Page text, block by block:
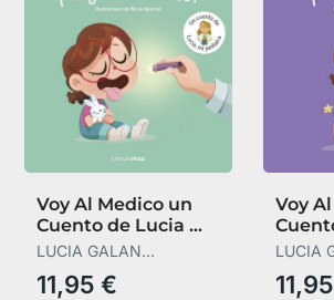
Voy Al Medico un
Cuento de Lucia mi
Pediatra
LUCIA GALAN
BERTRAND
11,95 €
Voy
LUCIA